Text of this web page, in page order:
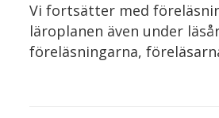
Vi fortsätter med
läroplanen även under
föreläsningarna,